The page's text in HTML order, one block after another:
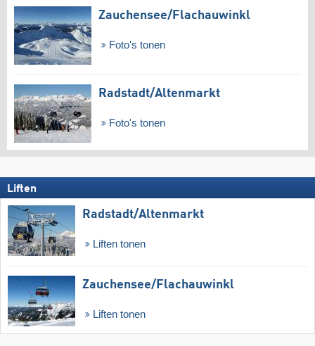
Zauchensee/​Flachauwinkl
Foto's tonen
Radstadt/​Altenmarkt
Foto's tonen
Liften
Radstadt/​Altenmarkt
Liften tonen
Zauchensee/​Flachauwinkl
Liften tonen